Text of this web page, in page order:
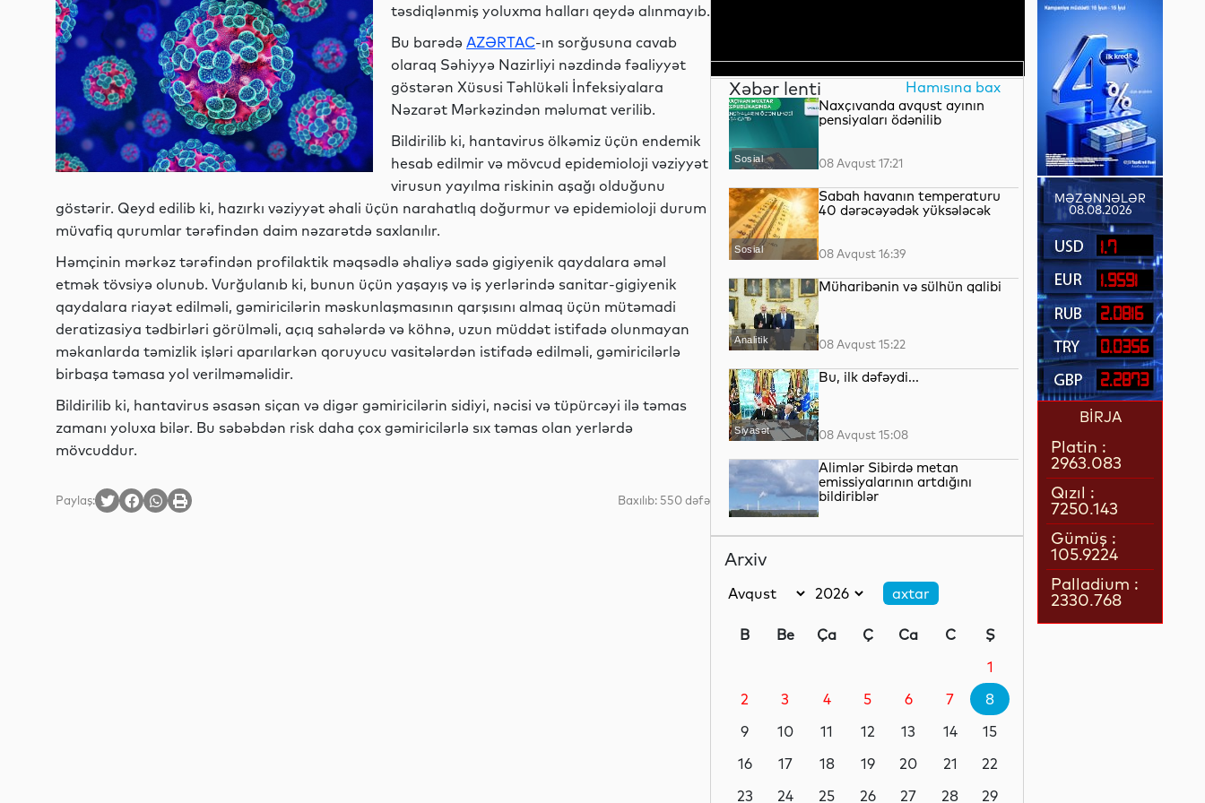
təsdiqlənmiş yoluxma halları qeydə alınmayıb.
Bu barədə AZƏRTAC-ın sorğusuna cavab
olaraq Səhiyyə Nazirliyi nəzdində fəaliyyət
göstərən Xüsusi Təhlükəli İnfeksiyalara
Nəzarət Mərkəzindən məlumat verilib.
Bildirilib ki, hantavirus ölkəmiz üçün endemik
hesab edilmir və mövcud epidemioloji vəziyyət
virusun yayılma riskinin aşağı olduğunu
göstərir. Qeyd edilib ki, hazırkı vəziyyət əhali üçün narahatlıq doğurmur və epidemioloji durum
müvafiq qurumlar tərəfindən daim nəzarətdə saxlanılır.
Həmçinin mərkəz tərəfindən profilaktik məqsədlə əhaliyə sadə gigiyenik qaydalara əməl
etmək tövsiyə olunub. Vurğulanıb ki, bunun üçün yaşayış və iş yerlərində sanitar-gigiyenik
qaydalara riayət edilməli, gəmiricilərin məskunlaşmasının qarşısını almaq üçün mütəmadi
deratizasiya tədbirləri görülməli, açıq sahələrdə və köhnə, uzun müddət istifadə olunmayan
məkanlarda təmizlik işləri aparılarkən qoruyucu vasitələrdən istifadə edilməli, gəmiricilərlə
birbaşa təmasa yol verilməməlidir.
Bildirilib ki, hantavirus əsasən siçan və digər gəmiricilərin sidiyi, nəcisi və tüpürcəyi ilə təmas
zamanı yoluxa bilər. Bu səbəbdən risk daha çox gəmiricilərlə sıx təmas olan yerlərdə
mövcuddur.
Paylaş: Baxılıb: 550 dəfə
Xəbər lenti Hamısına bax
Sosial
Naxçıvanda avqust ayının
pensiyaları ödənilib
08 Avqust 17:21
Sosial
Sabah havanın temperaturu
40 dərəcəyədək yüksələcək
08 Avqust 16:39
Analitik
Müharibənin və sülhün qalibi
08 Avqust 15:22
Siyasət
Bu, ilk dəfəydi...
08 Avqust 15:08
Dünya
Alimlər Sibirdə metan
emissiyalarının artdığını
bildiriblər
Prezidenti İlham Əliyevə zəng
edib
Dünya
borcları rekord həddə çatıb
08 Avqust 12:17
Elm
SDU rektorundan sumqayıtlı
08 Avqust 12:06
Arxiv
B Be Ça Ç Ca C
Ş
1
2
3 4 5 6 7
8
9
10 11 12 13 14
15
16
17 18 19 20 21
22
23
24 25 26 27 28
29
MƏZƏNNƏLƏR
08.08.2026
1.7
1.9591
2.0816
0.0356
2.2873
BİRJA
Platin :
2963.083
Qızıl :
7250.143
Gümüş :
105.9224
Palladium :
2330.768